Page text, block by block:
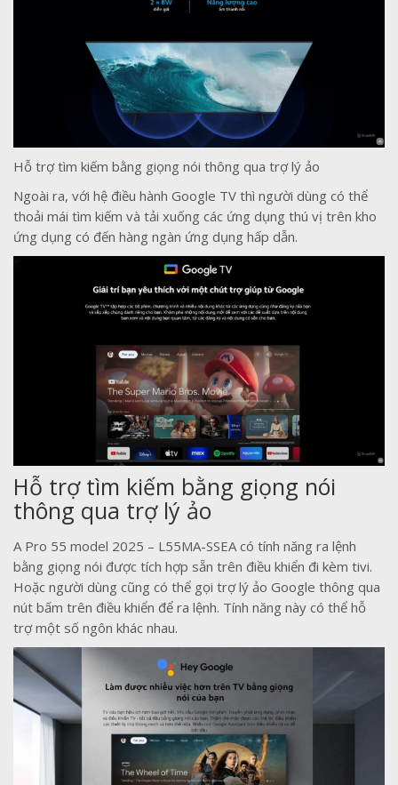
Hỗ trợ tìm kiếm bằng giọng nói thông qua trợ lý ảo
Ngoài ra, với hệ điều hành Google TV thì người dùng có thể
thoải mái tìm kiếm và tải xuống các ứng dụng thú vị trên kho
ứng dụng có đến hàng ngàn ứng dụng hấp dẫn.
Hỗ trợ tìm kiếm bằng giọng nói
thông qua trợ lý ảo
A Pro 55 model 2025 – L55MA-SSEA có tính năng ra lệnh
bằng giọng nói được tích hợp sẵn trên điều khiển đi kèm tivi.
Hoặc người dùng cũng có thể gọi trợ lý ảo Google thông qua
nút bấm trên điều khiển để ra lệnh. Tính năng này có thể hỗ
trợ một số ngôn khác nhau.